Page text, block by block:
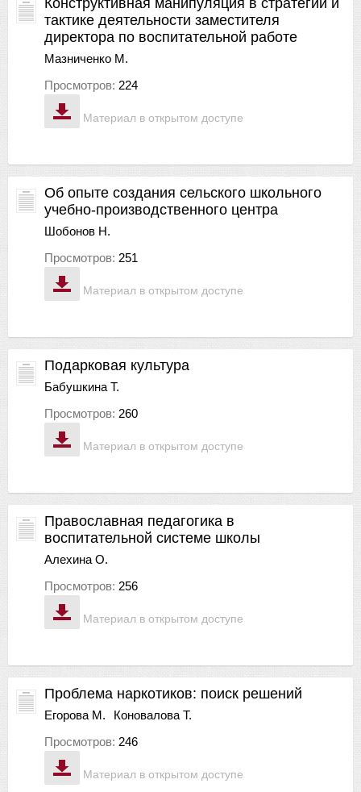
Материал в открытом доступе
тактике деятельности заместителя
директора по воспитательной работе
Мазниченко М.
Просмотров: 224
Материал в открытом доступе
Об опыте создания сельского школьного
учебно-производственного центра
Шобонов Н.
Просмотров: 251
Материал в открытом доступе
Подарковая культура
Бабушкина Т.
Просмотров: 260
Материал в открытом доступе
Православная педагогика в
воспитательной системе школы
Алехина О.
Просмотров: 256
Материал в открытом доступе
Проблема наркотиков: поиск решений
Егорова М.
Коновалова Т.
Просмотров: 246